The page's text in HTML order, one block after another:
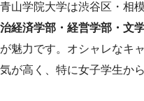
青山学院大学は渋谷区・相
治経済学部・経営学部・文
が魅力です。オシャレなキ
気が高く、特に女子学生か